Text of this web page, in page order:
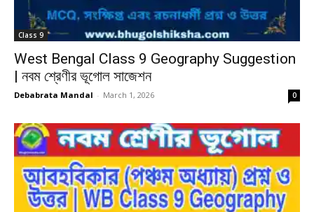
Class 9
West Bengal Class 9 Geography Suggestion
| নবম শ্রেণীর ভূগোল সাজেশন
Debabrata Mandal - March 1, 2026 0